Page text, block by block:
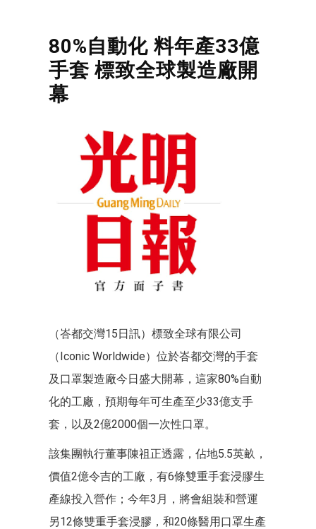
80%自動化 料年產33億
手套 標致全球製造廠開
幕
（峇都交灣15日訊）標致全球有限公司
（Iconic Worldwide）位於峇都交灣的手套
及口罩製造廠今日盛大開幕，這家80%自動
化的工廠，預期每年可生產至少33億支手
套，以及2億2000個一次性口罩。
該集團執行董事陳祖正透露，佔地5.5英畝，
價值2億令吉的工廠，有6條雙重手套浸膠生
產線投入營作；今年3月，將會組裝和營運
另12條雙重手套浸膠，和20條醫用口罩生產